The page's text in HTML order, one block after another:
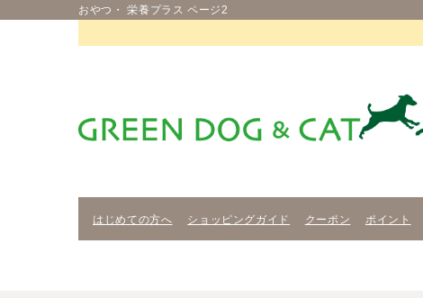
おやつ・ 栄養プラス ページ2
はじめての方へ ショッピングガイド クーポン ポイント